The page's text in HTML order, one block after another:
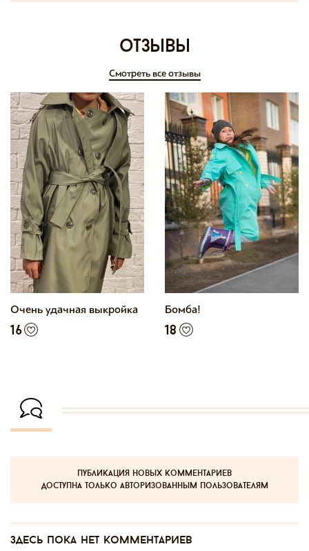
отзывы
Смотреть все отзывы
Очень удачная выкройка
16
Бомба!
18
публикация новых комментариев
доступна только авторизованным пользователям
Здесь пока нет комментариев